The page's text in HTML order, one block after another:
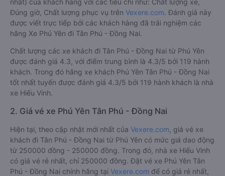
nhất) của khách hàng với các tiêu chí như: Chất lượng xe,
Đúng giờ, Chất lượng phục vụ trên Vexere.com. Đánh giá này
được viết trực tiếp bởi các khách hàng đã trải nghiệm các
hãng Xe Phú Yên đi Tân Phú - Đồng Nai.
Chất lượng các xe khách đi Tân Phú - Đồng Nai từ Phú Yên
được đánh giá 4.3, với điểm trung bình là 4.3/5 bởi 119 hành
khách. Trong đó hãng xe khách Phú Yên Tân Phú - Đồng Nai
tốt nhất tuyến được đánh giá 4.3/5 bởi 119 hành khách là nhà
xe Hiếu Vinh.
2. Giá vé xe Phú Yên Tân Phú - Đồng Nai
Hiện tại, theo cập nhật mới nhất của Vexere.com , giá vé xe
khách đi Tân Phú - Đồng Nai từ Phú Yên có mức giá dao động
từ 250000 đồng - 250000 đồng. Trong đó, nhà xe Hiếu Vinh
có giá vé rẻ nhất, chỉ 250000 đồng. Đặt vé xe Phú Yên Tân
Phú - Đồng Nai chính hãng tại Vexere.com để có giá rẻ nhất,